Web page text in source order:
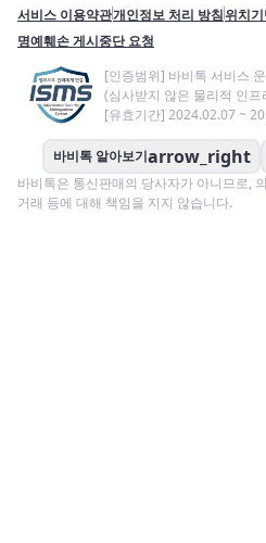
서비스 이용약관개인정보 처리 방침위치
명예훼손 게시중단 요청
[인증범위] 바비톡 서비스
(심사받지 않은 물리적 인프
[유효기간] 2024.02.07 ~
바비톡 알아보기arrow_right
바비톡은 통신판매의 당사자가 아니므로,
거래 등에 대해 책임을 지지 않습니다.